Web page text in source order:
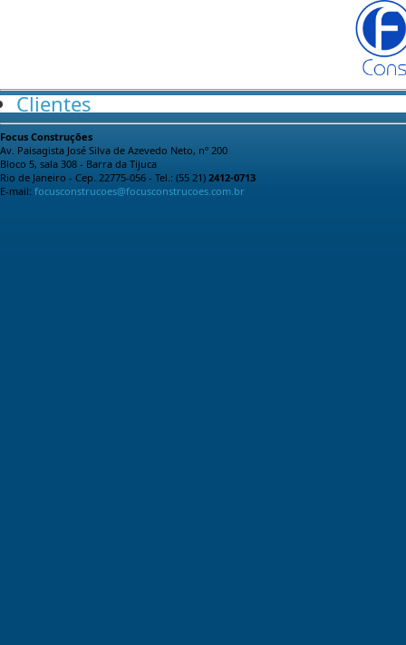
Clientes
Focus Construções
Av. Paisagista José Silva de Azevedo Neto, nº 200
Bloco 5, sala 308 - Barra da Tijuca
Rio de Janeiro - Cep. 22775-056 - Tel.: (55 21) 2412-0713
E-mail: focusconstrucoes@focusconstrucoes.com.br